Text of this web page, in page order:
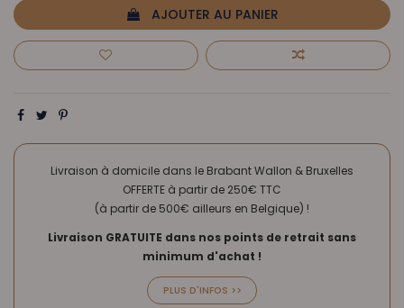
AJOUTER AU PANIER
Livraison à domicile dans le Brabant Wallon & Bruxelles
OFFERTE à partir de 250€ TTC
(à partir de 500€ ailleurs en Belgique) !
Livraison GRATUITE dans nos points de retrait sans
minimum d'achat !
PLUS D'INFOS >>